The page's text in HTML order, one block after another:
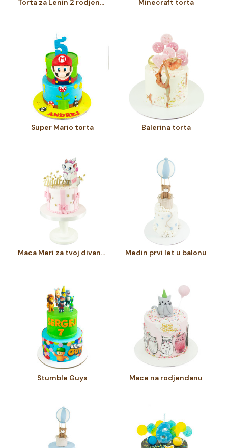
Torta za Lenin 2 rodjendan Minecraft torta
Super Mario torta Balerina torta
Maca Meri za tvoj divan dan Medin prvi let u balonu
Stumble Guys Mace na rodjendanu